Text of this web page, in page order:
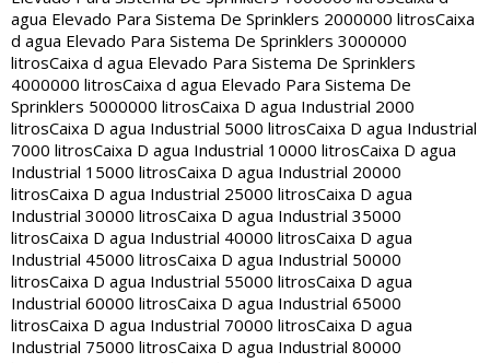
agua Elevado Para Sistema De Sprinklers 2000000 litrosCaixa
d agua Elevado Para Sistema De Sprinklers 3000000
litrosCaixa d agua Elevado Para Sistema De Sprinklers
4000000 litrosCaixa d agua Elevado Para Sistema De
Sprinklers 5000000 litrosCaixa D agua Industrial 2000
litrosCaixa D agua Industrial 5000 litrosCaixa D agua Industrial
7000 litrosCaixa D agua Industrial 10000 litrosCaixa D agua
Industrial 15000 litrosCaixa D agua Industrial 20000
litrosCaixa D agua Industrial 25000 litrosCaixa D agua
Industrial 30000 litrosCaixa D agua Industrial 35000
litrosCaixa D agua Industrial 40000 litrosCaixa D agua
Industrial 45000 litrosCaixa D agua Industrial 50000
litrosCaixa D agua Industrial 55000 litrosCaixa D agua
Industrial 60000 litrosCaixa D agua Industrial 65000
litrosCaixa D agua Industrial 70000 litrosCaixa D agua
Industrial 75000 litrosCaixa D agua Industrial 80000